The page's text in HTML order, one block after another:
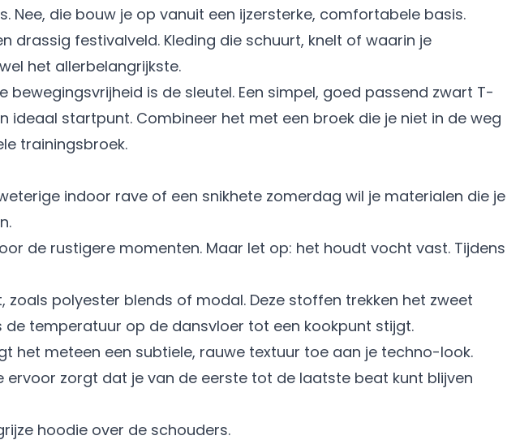
die bouw je op vanuit een ijzersterke, comfortabele basis.
drassig festivalveld. Kleding die schuurt, knelt of waarin je
het allerbelangrijkste.
is de sleutel. Een simpel, goed passend zwart T-
startpunt. Combineer het met een broek die je niet in de weg
trainingsbroek.
indoor rave of een snikhete zomerdag wil je materialen die je
de rustigere momenten. Maar let op: het houdt vocht vast. Tijdens
zoals polyester blends of modal. Deze stoffen trekken het zweet
temperatuur op de dansvloer tot een kookpunt stijgt.
het meteen een subtiele, rauwe textuur toe aan je techno-look.
ervoor zorgt dat je van de eerste tot de laatste beat kunt blijven